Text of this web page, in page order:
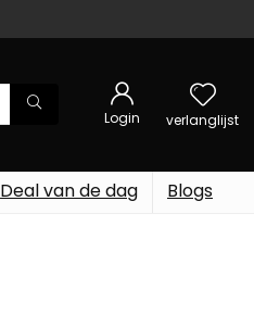
Login verlanglijst
Deal van de dag Blogs